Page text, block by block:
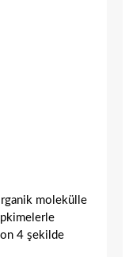
molekülle
4 şekilde